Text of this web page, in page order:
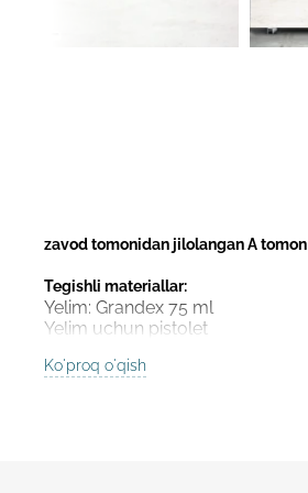
zavod tomonidan jilolangan A tomon
Tegishli materiallar:
Yelim: Grandex 75 ml
Yelim uchun pistolet
Ko'proq o'qish